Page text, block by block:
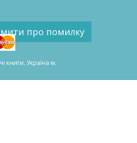
про помилку
книги, Україна м.